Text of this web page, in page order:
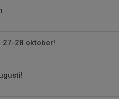
27-28 oktober!